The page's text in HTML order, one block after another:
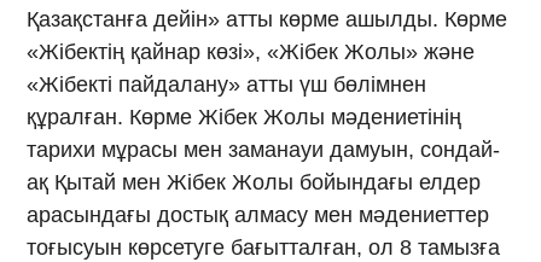
Қазақстанға дейін» атты көрме ашылды. Көрме
«Жібектің қайнар көзі», «Жібек Жолы» және
«Жібекті пайдалану» атты үш бөлімнен
құралған. Көрме Жібек Жолы мәдениетінің
тарихи мұрасы мен заманауи дамуын, сондай-
ақ Қытай мен Жібек Жолы бойындағы елдер
арасындағы достық алмасу мен мәдениеттер
тоғысуын көрсетуге бағытталған, ол 8 тамызға